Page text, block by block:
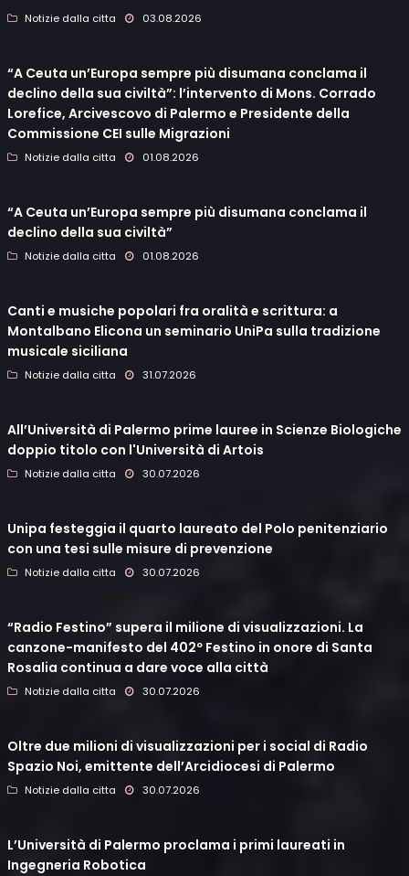
Notizie dalla citta 03.08.2026
“A Ceuta un’Europa sempre più disumana conclama il
declino della sua civiltà”: l’intervento di Mons. Corrado
Lorefice, Arcivescovo di Palermo e Presidente della
Commissione CEI sulle Migrazioni
Notizie dalla citta 01.08.2026
“A Ceuta un’Europa sempre più disumana conclama il
declino della sua civiltà”
Notizie dalla citta 01.08.2026
Canti e musiche popolari fra oralità e scrittura: a
Montalbano Elicona un seminario UniPa sulla tradizione
musicale siciliana
Notizie dalla citta 31.07.2026
All’Università di Palermo prime lauree in Scienze Biologiche
doppio titolo con l'Università di Artois
Notizie dalla citta 30.07.2026
Unipa festeggia il quarto laureato del Polo penitenziario
con una tesi sulle misure di prevenzione
Notizie dalla citta 30.07.2026
“Radio Festino” supera il milione di visualizzazioni. La
canzone-manifesto del 402º Festino in onore di Santa
Rosalia continua a dare voce alla città
Notizie dalla citta 30.07.2026
Oltre due milioni di visualizzazioni per i social di Radio
Spazio Noi, emittente dell’Arcidiocesi di Palermo
Notizie dalla citta 30.07.2026
L’Università di Palermo proclama i primi laureati in
Ingegneria Robotica